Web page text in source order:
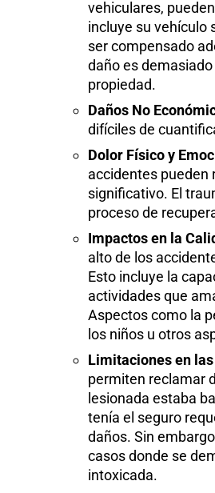
vehiculares,
incluye su vehículo
ser compensado
daño es
propiedad.
Daños No
difíciles de
Dolor Físico y
accidentes pueden
significativo. El
proceso de
Impactos en la
alto de los
Esto incluye la
actividades que
Aspectos como la
los niños u otros
Limitaciones en
permiten reclamar
lesionada estaba
tenía el seguro
daños. Sin
casos donde se
intoxicada.